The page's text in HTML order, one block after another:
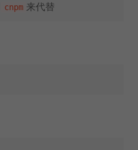
cnpm 来代替